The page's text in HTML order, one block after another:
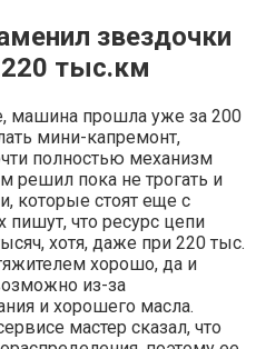
звездочки
тыс.км
машина прошла уже за 200
мини-капремонт,
полностью механизм
решил пока не трогать и
которые стоят еще с
пишут, что ресурс цепи
хотя, даже при 220 тыс.
хорошо, да и
из-за
и хорошего масла.
мастер сказал, что